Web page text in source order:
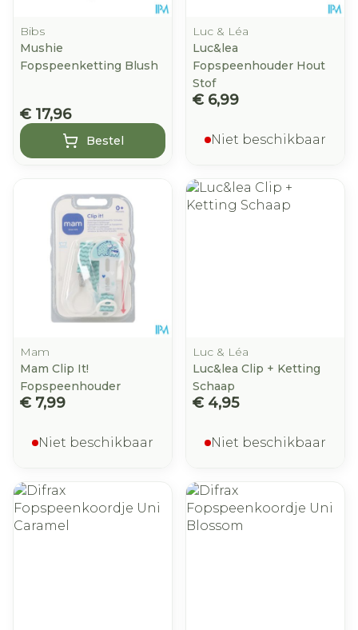
Bibs
Mushie
Fopspeenketting Blush
€ 17,96
Bestel
Luc & Léa
Luc&lea
Fopspeenhouder Hout
Stof
€ 6,99
Niet beschikbaar
Mam
Mam Clip It!
Fopspeenhouder
€ 7,99
Niet beschikbaar
Luc & Léa
Luc&lea Clip + Ketting
Schaap
€ 4,95
Niet beschikbaar